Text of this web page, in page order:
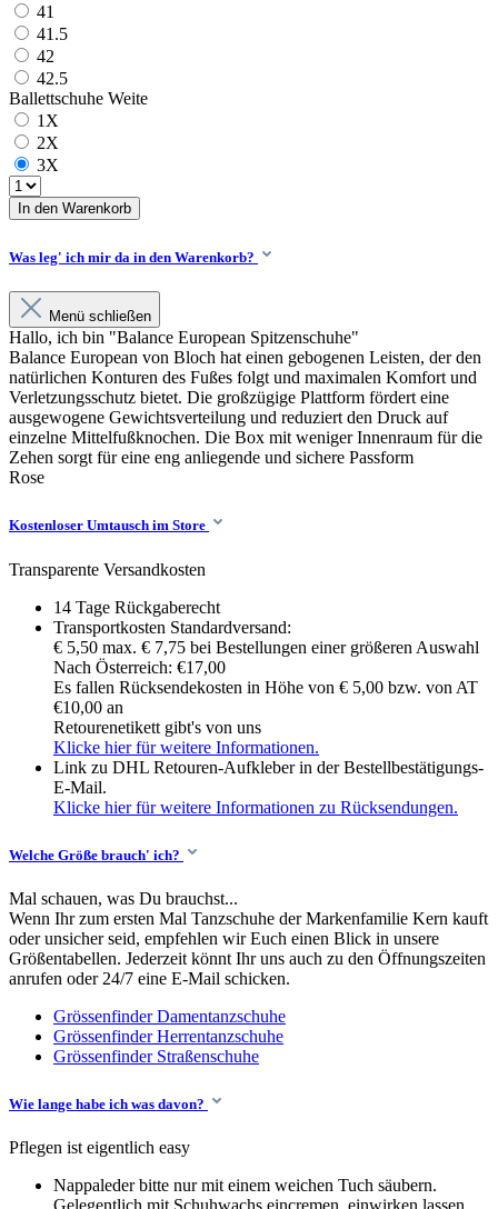
41
41.5
42
42.5
Ballettschuhe Weite
1X
2X
3X
In den Warenkorb
Was leg' ich mir da in den Warenkorb?
Menü schließen
Hallo, ich bin "Balance European Spitzenschuhe"
Balance European von Bloch hat einen gebogenen Leisten, der den
natürlichen Konturen des Fußes folgt und maximalen Komfort und
Verletzungsschutz bietet. Die großzügige Plattform fördert eine
ausgewogene Gewichtsverteilung und reduziert den Druck auf
einzelne Mittelfußknochen. Die Box mit weniger Innenraum für die
Zehen sorgt für eine eng anliegende und sichere Passform
Rose
Kostenloser Umtausch im Store
Transparente Versandkosten
14 Tage Rückgaberecht
Transportkosten Standardversand:
€ 5,50 max. € 7,75 bei Bestellungen einer größeren Auswahl
Nach Österreich: €17,00
Es fallen Rücksendekosten in Höhe von € 5,00 bzw. von AT
€10,00 an
Retourenetikett gibt's von uns
Klicke hier für weitere Informationen.
Link zu DHL Retouren-Aufkleber in der Bestellbestätigungs-
E-Mail.
Klicke hier für weitere Informationen zu Rücksendungen.
Welche Größe brauch' ich?
Mal schauen, was Du brauchst...
Wenn Ihr zum ersten Mal Tanzschuhe der Markenfamilie Kern kauft
oder unsicher seid, empfehlen wir Euch einen Blick in unsere
Größentabellen. Jederzeit könnt Ihr uns auch zu den Öffnungszeiten
anrufen oder 24/7 eine E-Mail schicken.
Grössenfinder Damentanzschuhe
Grössenfinder Herrentanzschuhe
Grössenfinder Straßenschuhe
Wie lange habe ich was davon?
Pflegen ist eigentlich easy
Nappaleder bitte nur mit einem weichen Tuch säubern.